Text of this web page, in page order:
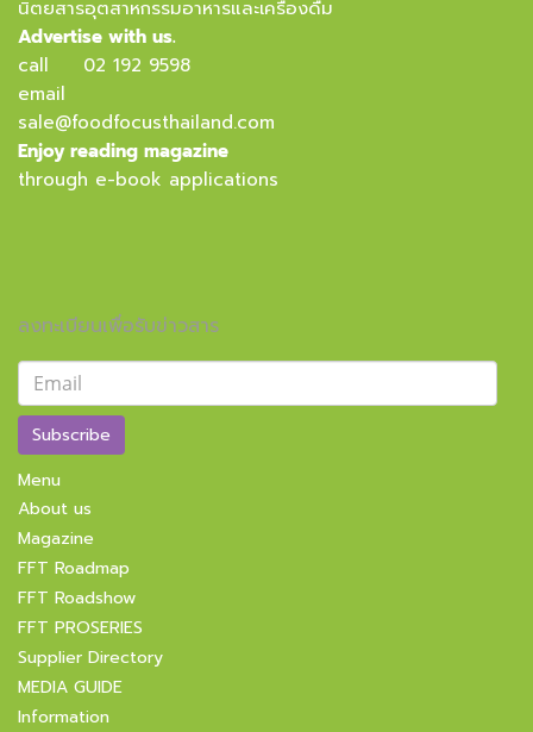
นิตยสารอุตสาหกรรมอาหารและเครื่องดื่ม
Advertise with us.
call
02 192 9598
email
sale@foodfocusthailand.com
Enjoy reading magazine
through e-book applications
ลงทะเบียนเพื่อรับข่าวสาร
Subscribe
Menu
About us
Magazine
FFT Roadmap
FFT Roadshow
FFT PROSERIES
Supplier Directory
MEDIA GUIDE
Information